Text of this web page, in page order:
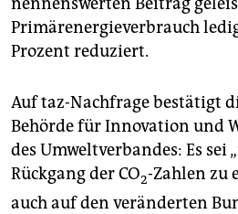
Primärenergieverbrauch
Prozent reduziert.
Auf taz-Nachfrage bestätigt
Behörde für Innovation und
des Umweltverbandes: Es sei
Rückgang der CO2-Zahlen zu
auch auf den veränderten